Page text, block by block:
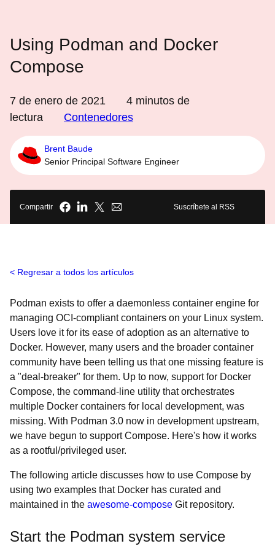
Using Podman and Docker
Compose
7 de enero de 2021 4 minutos de
lectura
Contenedores
Brent Baude
Senior Principal Software Engineer
Compartir Suscríbete al RSS
Regresar a todos los artículos
Podman exists to offer a daemonless container engine for
managing OCI-compliant containers on your Linux system.
Users love it for its ease of adoption as an alternative to
Docker. However, many users and the broader container
community have been telling us that one missing feature is
a "deal-breaker" for them. Up to now, support for Docker
Compose, the command-line utility that orchestrates
multiple Docker containers for local development, was
missing. With Podman 3.0 now in development upstream,
we have begun to support Compose. Here's how it works
as a rootful/privileged user.
The following article discusses how to use Compose by
using two examples that Docker has curated and
maintained in the awesome-compose Git repository.
Start the Podman system service